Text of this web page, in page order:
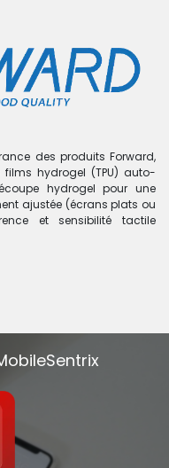
0 articles trouvés.
aucun
!
Verre trempé lot
des produits Forward,
hydrogel (TPU) auto-
hydrogel pour une
ajustée (écrans plats ou
et sensibilité tactile